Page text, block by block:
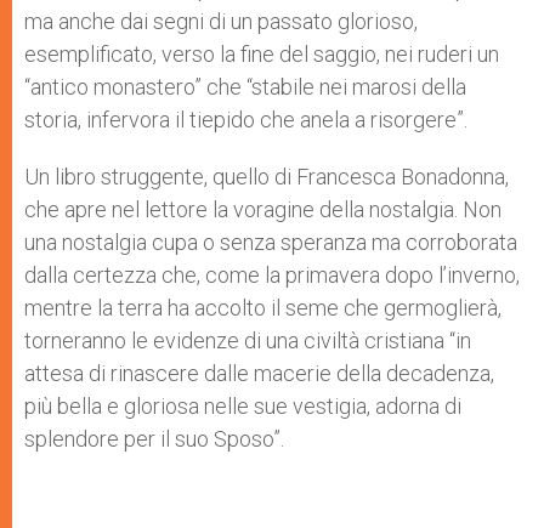
ma anche dai segni di un passato glorioso,
esemplificato, verso la fine del saggio, nei ruderi un
“antico monastero” che “stabile nei marosi della
storia, infervora il tiepido che anela a risorgere”.
Un libro struggente, quello di Francesca Bonadonna,
che apre nel lettore la voragine della nostalgia. Non
una nostalgia cupa o senza speranza ma corroborata
dalla certezza che, come la primavera dopo l’inverno,
mentre la terra ha accolto il seme che germoglierà,
torneranno le evidenze di una civiltà cristiana “in
attesa di rinascere dalle macerie della decadenza,
più bella e gloriosa nelle sue vestigia, adorna di
splendore per il suo Sposo”.